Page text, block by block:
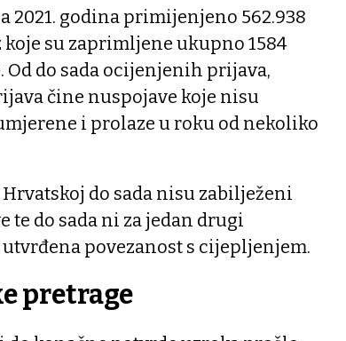
2021. godina primijenjeno 562.938
koje su zaprimljene ukupno 1584
do sada ocijenjenih prijava,
čine nuspojave koje nisu
i prolaze u roku od nekoliko
do sada nisu zabilježeni
te do sada ni za jedan drugi
povezanost s cijepljenjem.
pretrage